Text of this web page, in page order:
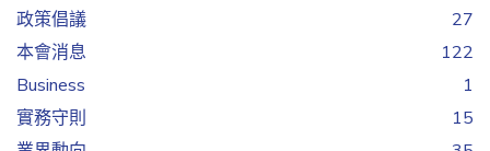
政策倡議
27
本會消息
122
Business
1
實務守則
15